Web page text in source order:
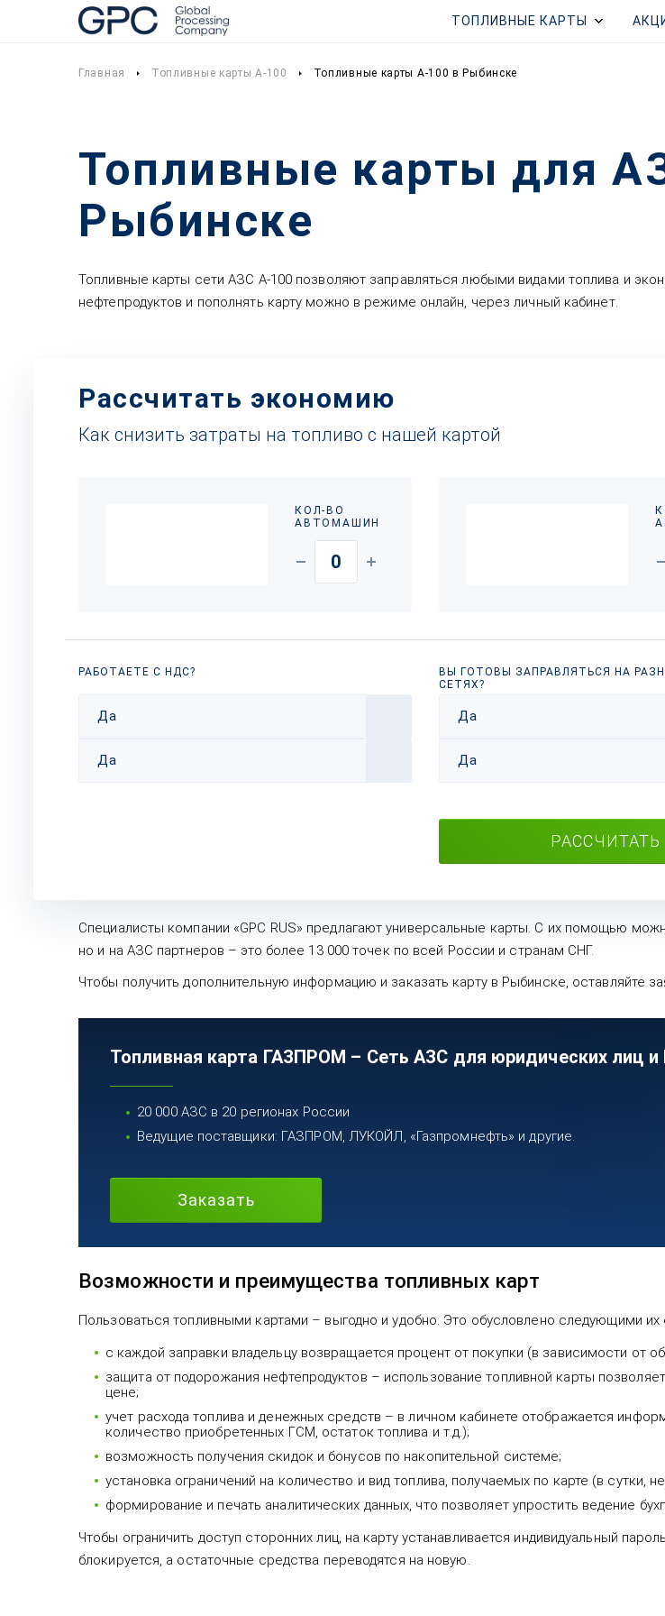
ТОПЛИВНЫЕ КАРТЫ
Главная Топливные карты А-100 Топливные карты А-100 в Рыбинске
Топливные карты для
Рыбинске
Топливные карты сети АЗС А-100 позволяют заправляться любыми видами топлива и
нефтепродуктов и пополнять карту можно в режиме онлайн, через личный кабинет.
Рассчитать экономию
Как снизить затраты на топливо с нашей картой
КОЛ-ВО
АВТОМАШИН
РАБОТАЕТЕ С НДС?
Да
Да
ВЫ ГОТОВЫ ЗАПРАВЛЯТЬСЯ НА
СЕТЯХ?
Да
Да
РАССЧИТАТЬ
Специалисты компании «GPC RUS» предлагают универсальные карты. С их помощью
но и на АЗС партнеров – это более 13 000 точек по всей России и странам СНГ.
Чтобы получить дополнительную информацию и заказать карту в Рыбинске, оставляйте
Топливная карта ГАЗПРОМ – Сеть АЗС для юридических лиц и
20 000 АЗС в 20 регионах России
Ведущие поставщики: ГАЗПРОМ, ЛУКОЙЛ, «Газпромнефть» и другие.
Заказать
Возможности и преимущества топливных карт
Пользоваться топливными картами – выгодно и удобно. Это обусловлено следующими их
с каждой заправки владельцу возвращается процент от покупки (в зависимости от
защита от подорожания нефтепродуктов – использование топливной карты
цене;
учет расхода топлива и денежных средств – в личном кабинете отображается
количество приобретенных ГСМ, остаток топлива и т.д.);
возможность получения скидок и бонусов по накопительной системе;
установка ограничений на количество и вид топлива, получаемых по карте (в сутки,
формирование и печать аналитических данных, что позволяет упростить ведение
Чтобы ограничить доступ сторонних лиц, на карту устанавливается индивидуальный
блокируется, а остаточные средства переводятся на новую.